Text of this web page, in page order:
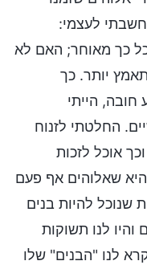
לעצמי:
כך מאוחר; האם לא
יותר. כך
הייתי
החלטתי לזנוח
אוכל לזכות
שאלוהים אף פעם
שנוכל להיות בנים
והיו לנו תשוקות
לנו "הבנים" שלו